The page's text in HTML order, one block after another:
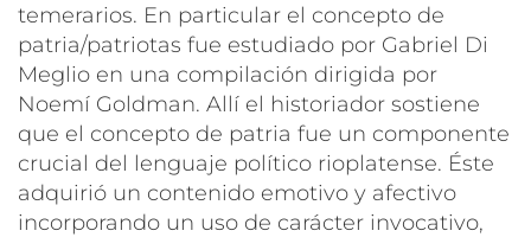
temerarios. En particular el concepto de
patria/patriotas fue estudiado por Gabriel Di
Meglio en una compilación dirigida por
Noemí Goldman. Allí el historiador sostiene
que el concepto de patria fue un componente
crucial del lenguaje político rioplatense. Éste
adquirió un contenido emotivo y afectivo
incorporando un uso de carácter invocativo,